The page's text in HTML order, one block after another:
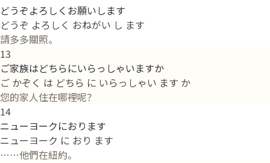
どうぞよろしくお願いします
どうぞ よろしく おねがい し ます
請多多關照。
13
ご家族はどちらにいらっしゃいますか
ご かぞく は どちら に いらっしゃい ます か
您的家人住在哪裡呢？
14
ニューヨークにおります
ニューヨーク に おり ます
……他們在紐約。